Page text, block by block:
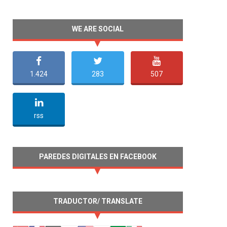
WE ARE SOCIAL
1.424 283 507
rss
PAREDES DIGITALES EN FACEBOOK
TRADUCTOR/ TRANSLATE